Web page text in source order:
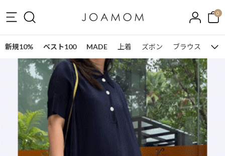
0
新規10% ベスト100 MADE 上着 ズボン ブラウス ワ